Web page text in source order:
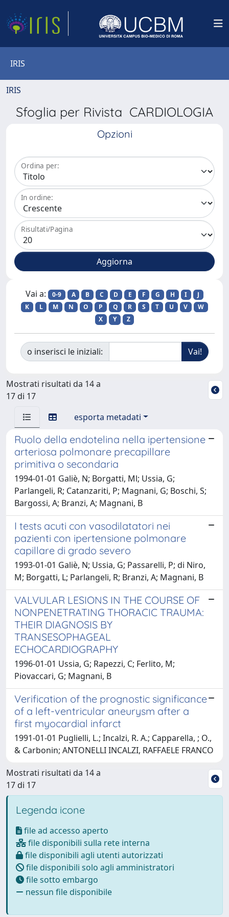
IRIS
IRIS
Sfoglia per Rivista CARDIOLOGIA
Opzioni
Ordina per:
In ordine:
Risultati/Pagina
Vai a: 0-9 A B C D E F G H I
J
K
L M N O P Q R S T U V
W
X
Y Z
o inserisci le iniziali:
Mostrati risultati da 14 a
17 di 17
esporta metadati
Ruolo della endotelina nella ipertensione
arteriosa polmonare precapillare
primitiva o secondaria
1994-01-01 Galiè, N; Borgatti, Ml; Ussia, G;
Parlangeli, R; Catanzariti, P; Magnani, G; Boschi, S;
Bargossi, A; Branzi, A; Magnani, B
I tests acuti con vasodilatatori nei
pazienti con ipertensione polmonare
capillare di grado severo
1993-01-01 Galiè, N; Ussia, G; Passarelli, P; di Niro,
M; Borgatti, L; Parlangeli, R; Branzi, A; Magnani, B
VALVULAR LESIONS IN THE COURSE OF
NONPENETRATING THORACIC TRAUMA:
THEIR DIAGNOSIS BY
TRANSESOPHAGEAL
ECHOCARDIOGRAPHY
1996-01-01 Ussia, G; Rapezzi, C; Ferlito, M;
Piovaccari, G; Magnani, B
Verification of the prognostic significance
of a left-ventricular aneurysm after a
first myocardial infarct
1991-01-01 Puglielli, L.; Incalzi, R. A.; Capparella, ; O.,
& Carbonin; ANTONELLI INCALZI, RAFFAELE FRANCO
Mostrati risultati da 14 a
17 di 17
Legenda icone
file ad accesso aperto
file disponibili sulla rete interna
file disponibili agli utenti autorizzati
file disponibili solo agli amministratori
file sotto embargo
nessun file disponibile